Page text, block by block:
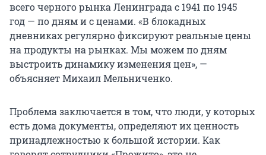
всего черного рынка Ленинграда с 1941 по 1945
год — по дням и с ценами. «В блокадных
дневниках регулярно фиксируют реальные цены
на продукты на рынках. Мы можем по дням
выстроить динамику изменения цен», —
объясняет Михаил Мельниченко.
Проблема заключается в том, что люди, у которых
есть дома документы, определяют их ценность
принадлежностью к большой истории. Как